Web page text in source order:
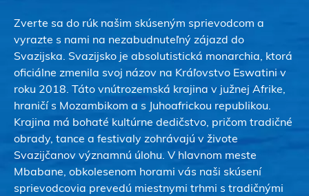
Zverte sa do rúk našim skúseným sprievodcom a
vyrazte s nami na nezabudnuteľný zájazd do
Svazijska. Svazijsko je absolutistická monarchia, ktorá
oficiálne zmenila svoj názov na Kráľovstvo Eswatini v
roku 2018. Táto vnútrozemská krajina v južnej Afrike,
hraničí s Mozambikom a s Juhoafrickou republikou.
Krajina má bohaté kultúrne dedičstvo, pričom tradičné
obrady, tance a festivaly zohrávajú v živote
Svazijčanov významnú úlohu. V hlavnom meste
Mbabane, obkolesenom horami vás naši skúsení
sprievodcovia prevedú miestnymi trhmi s tradičnými